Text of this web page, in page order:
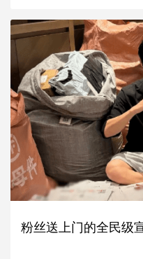
粉丝送上门的全民级